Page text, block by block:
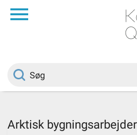
Borger
Arktisk